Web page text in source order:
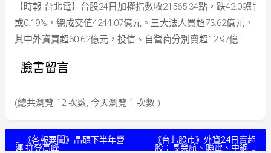
【時報-台北電】台股24日加權指數收21565.34點，跌42.09點
或0.19%，總成交值4244.07億元。三大法人買超73.62億元，
其中外資買超60.62億元，投信、自營商分別賣超12.97億
臉書留言
(總共瀏覽 12 次數, 今天瀏覽 1 次數 )
文 《各報要聞》晶碩下半年營
運 拚登高峰
《台北股市》外資24日賣超
股：長榮航、聯電、中鋼